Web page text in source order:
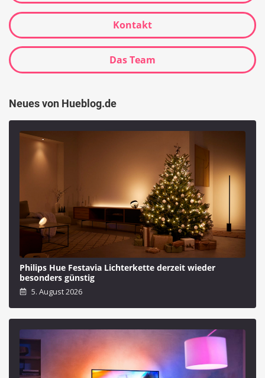
Kontakt
Das Team
Neues von Hueblog.de
Philips Hue Festavia Lichterkette derzeit wieder
besonders günstig
5. August 2026